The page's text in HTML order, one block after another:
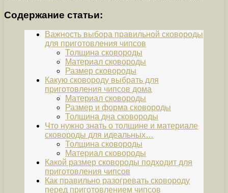
Содержание статьи:
Важность выбора правильной сковороды
для приготовления чипсов
Толщина сковороды
Материал сковороды
Размер сковороды
Какую сковороду выбрать для
приготовления чипсов дома
Материал сковороды
Размер и форма сковороды
Толщина дна сковороды
Что нужно знать о толщине и материале
сковороды для идеальных…
Толщина сковороды
Материал сковороды
Какой размер сковороды подходит для
приготовления чипсов
Как правильно разогревать сковороду
перед приготовлением чипсов